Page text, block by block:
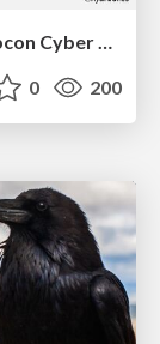
The Anti-SEO Checklist Checklist. Pubcon Cyber Week
0 200